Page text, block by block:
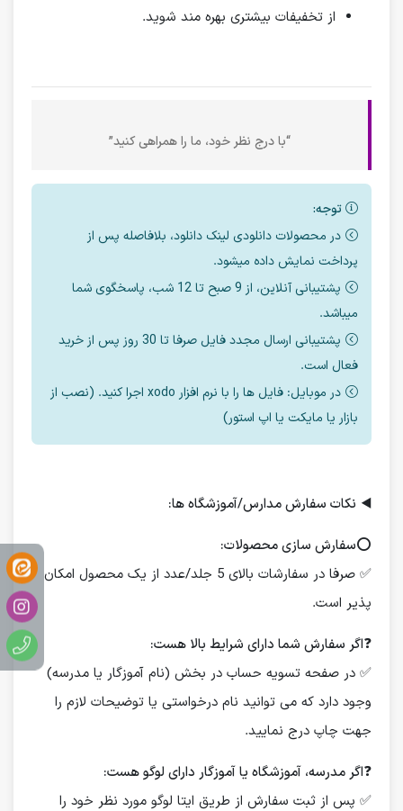
از تخفیفات بیشتری بهره مند شوید.
“با درج نظر خود، ما را همراهی کنید”
توجه:
در محصولات دانلودی لینک دانلود، بلافاصله پس از
پرداخت نمایش داده میشود.
پشتیبانی آنلاین، از 9 صبح تا 12 شب، پاسخگوی شما
میباشد.
پشتیبانی ارسال مجدد فایل صرفا تا 30 روز پس از خرید
فعال است.
در موبایل: فایل ها را با نرم افزار xodo اجرا کنید. (نصب از
بازار یا مایکت یا اپ استور)
◀️ نکات سفارش مدارس/آموزشگاه ها:
⭕️سفارش سازی محصولات:
✅ صرفا در سفارشات بالای 5 جلد/عدد از یک محصول امکان
پذیر است.
❓اگر سفارش شما دارای شرایط بالا هست:
✅ در صفحه تسویه حساب در بخش (نام آموزگار یا مدرسه)
وجود دارد که می توانید نام درخواستی یا توضیحات لازم را
جهت چاپ درج نمایید.
❓اگر مدرسه، آموزشگاه یا آموزگار دارای لوگو هست:
✅ پس از ثبت سفارش از طریق ایتا لوگو مورد نظر خود را